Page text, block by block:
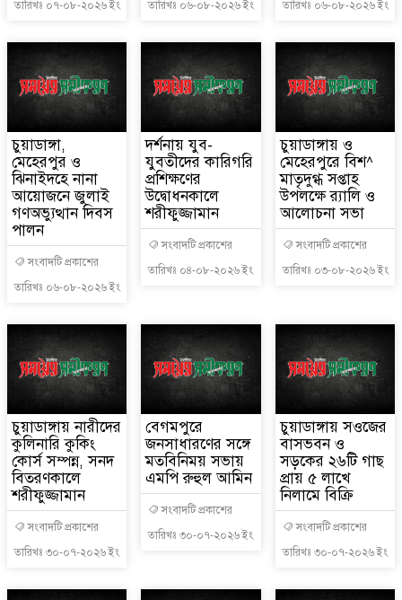
তারিখঃ ০৭-০৮-২০২৬ ইং
তারিখঃ ০৬-০৮-২০২৬ ইং
তারিখঃ ০৬-০৮-২০২৬ ইং
চুয়াডাঙ্গা,
মেহেরপুর ও
ঝিনাইদহে নানা
আয়োজনে জুলাই
গণঅভ্যুত্থান দিবস
পালন
সংবাদটি প্রকাশের
তারিখঃ ০৬-০৮-২০২৬ ইং
দর্শনায় যুব-
যুবতীদের কারিগরি
প্রশিক্ষণের
উদ্বোধনকালে
শরীফুজ্জামান
সংবাদটি প্রকাশের
তারিখঃ ০৪-০৮-২০২৬ ইং
চুয়াডাঙ্গায় ও
মেহেরপুরে বিশ^
মাতৃদুগ্ধ সপ্তাহ
উপলক্ষে র‌্যালি ও
আলোচনা সভা
সংবাদটি প্রকাশের
তারিখঃ ০৩-০৮-২০২৬ ইং
চুয়াডাঙ্গায় নারীদের
কুলিনারি কুকিং
কোর্স সম্পন্ন, সনদ
বিতরণকালে
শরীফুজ্জামান
সংবাদটি প্রকাশের
তারিখঃ ৩০-০৭-২০২৬ ইং
বেগমপুরে
জনসাধারণের সঙ্গে
মতবিনিময় সভায়
এমপি রুহুল আমিন
সংবাদটি প্রকাশের
তারিখঃ ৩০-০৭-২০২৬ ইং
চুয়াডাঙ্গায় সওজের
বাসভবন ও
সড়কের ২৬টি গাছ
প্রায় ৫ লাখে
নিলামে বিক্রি
সংবাদটি প্রকাশের
তারিখঃ ৩০-০৭-২০২৬ ইং